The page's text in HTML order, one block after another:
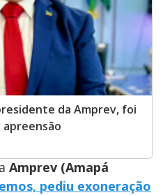
da Amprev, foi
apreensão
Amprev (Amapá
pediu exoneração